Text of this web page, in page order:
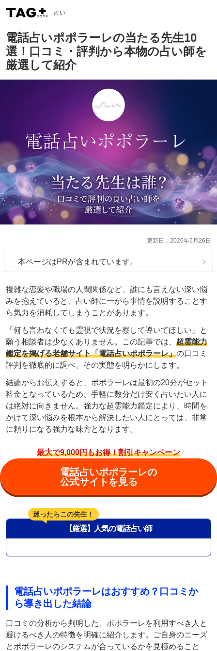
占い
電話占いポポラーレの当たる先生10
選！口コミ・評判から本物の占い師を
厳選して紹介
2026年6月26日
本ページはPRが含まれています。
複雑な恋愛や職場の人間関係など、誰にも言えない深い悩
みを抱えていると、占い師に一から事情を説明することす
ら気力を消耗してしまうことがあります。
「何も言わなくても霊視で状況を察して導いてほしい」と
願う相談者は少なくありません。この記事では、 超霊能力
鑑定を掲げる老舗サイト「電話占いポポラーレ」の口コミ
評判を徹底的に調べ、その実態を明らかにします。
結論からお伝えすると、ポポラーレは最初の20分がセット
料金となっているため、手軽に数分だけ安く占いたい人に
は絶対に向きません。強力な超霊能力鑑定により、時間を
かけて深い悩みを根本から解決したい人にとっては、非常
に頼りになる強力な味方となります。
最大で9,000円もお得！割引キャンペーン
電話占いポポラーレの
公式サイトを見る
迷ったらこの先生！
【厳選】人気の電話占い師
電話占いポポラーレはおすすめ？口コミか
ら導き出した結論
口コミの分析から判明した、ポポラーレを利用すべき人と
避けるべき人の特徴を明確に紹介します。ご自身のニーズ
とポポラーレのシステムが合っているかを見極めること